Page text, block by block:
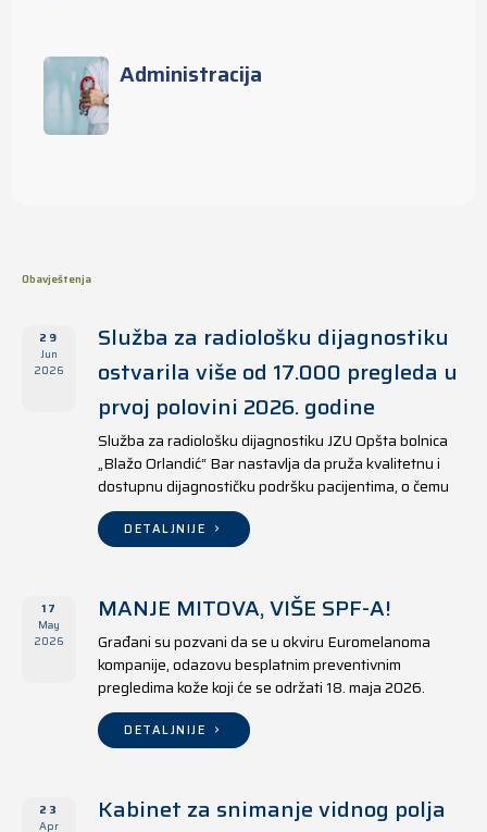
Administracija
Obavještenja
29
Jun
2026
Služba za radiološku dijagnostiku
ostvarila više od 17.000 pregleda u
prvoj polovini 2026. godine
Služba za radiološku dijagnostiku JZU Opšta bolnica
„Blažo Orlandić“ Bar nastavlja da pruža kvalitetnu i
dostupnu dijagnostičku podršku pacijentima, o čemu
svjedoče i rezultati ostvareni u periodu od 1. januara
do 17. juna 2026. godine.
DETALJNIJE
17
May
2026
MANJE MITOVA, VIŠE SPF-A!
Građani su pozvani da se u okviru Euromelanoma
kompanije, odazovu besplatnim preventivnim
pregledima kože koji će se održati 18. maja 2026.
godine u jedanaest opština širom Crne Gore, kako u
državnim tako i u privatnim zdravstvenim ustanovama.
DETALJNIJE
23
Apr
Kabinet za snimanje vidnog polja